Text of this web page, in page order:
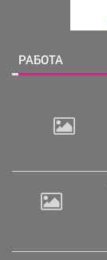
РАБОТА